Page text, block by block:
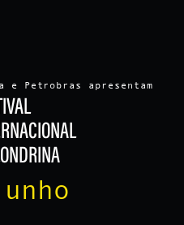
Petrobras apresentam